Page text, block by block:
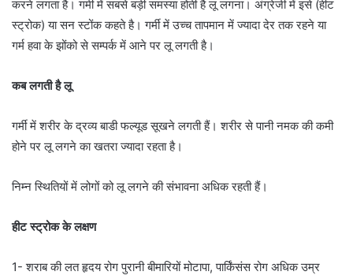
करने लगता है। गर्मी में सबसे बड़ी समस्या होती है लू लगना। अंग्रेजी में इसे (हीट
स्ट्रोक) या सन स्टोंक कहते है। गर्मी में उच्च तापमान में ज्यादा देर तक रहने या
गर्म हवा के झोंको से सम्पर्क में आने पर लू लगती है।
कब लगती है लू
गर्मी में शरीर के द्रव्य बाडी फल्यूड सूखने लगती हैं। शरीर से पानी नमक की कमी
होने पर लू लगने का खतरा ज्यादा रहता है।
निम्न स्थितियों में लोगों को लू लगने की संभावना अधिक रहती हैं।
हीट स्ट्रोक के लक्षण
1- शराब की लत हृदय रोग पुरानी बीमारियों मोटापा, पार्किंसंस रोग अधिक उम्र